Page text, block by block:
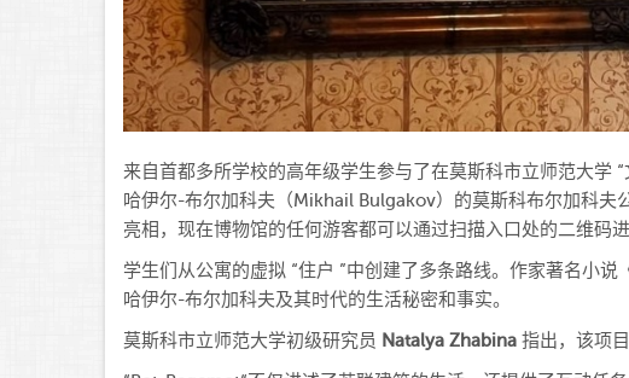
来自首都多所学校的高年级学生参与了在莫斯科市立师范大学
哈伊尔-布尔加科夫（Mikhail Bulgakov）的莫斯科布尔加科夫
亮相，现在博物馆的任何游客都可以通过扫描入口处的二维码
学生们从公寓的虚拟 “住户 ”中创建了多条路线。作家著名小
哈伊尔-布尔加科夫及其时代的生活秘密和事实。
莫斯科市立师范大学初级研究员 Natalya Zhabina 指出，该项